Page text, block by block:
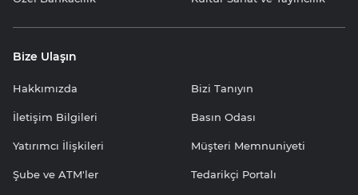
Bize Ulaşın
Hakkımızda Bizi Tanıyın
İletişim Bilgileri Basın Odası
Yatırımcı İlişkileri Müşteri Memnuniyeti
Şube ve ATM'ler Tedarikçi Portalı